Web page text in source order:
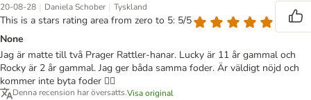
20-08-28 | Daniela Schober | Tyskland
This is a stars rating area from zero to 5: 5/5
None
Jag är matte till två Prager Rattler-hanar. Lucky är 11 år gammal och
Rocky är 2 år gammal. Jag ger båda samma foder. Är väldigt nöjd och
kommer inte byta foder 👍🏻
Denna recension har översatts.Visa original